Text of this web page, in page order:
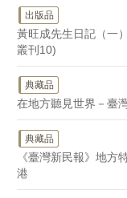
出版品
黃旺成先生日記（一
叢刊10)
典藏品
在地方聽見世界－臺
典藏品
《臺灣新民報》地
港